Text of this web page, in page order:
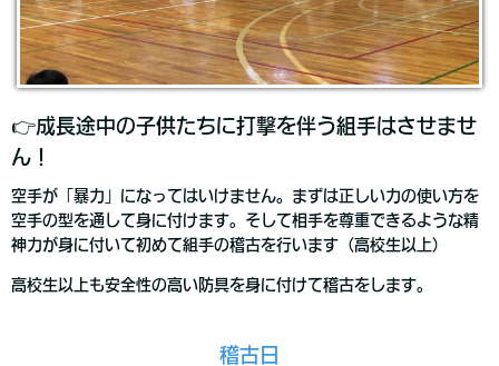
👉成長途中の子供たちに打撃を伴う組手はさせませ
ん！
空手が「暴力」になってはいけません。まずは正しい力の使い方を
空手の型を通して身に付けます。そして相手を尊重できるような精
神力が身に付いて初めて組手の稽古を行います（高校生以上）
高校生以上も安全性の高い防具を身に付けて稽古をします。
稽古日